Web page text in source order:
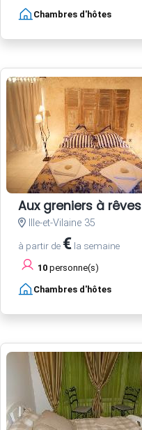
Chambres d'hôtes
Aux greniers à rêves
Ille-et-Vilaine 35
à partir de € la semaine
10 personne(s)
Chambres d'hôtes